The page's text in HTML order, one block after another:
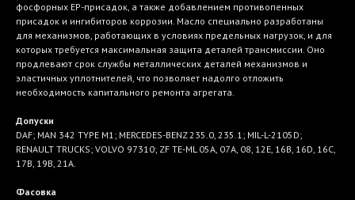
фосфорных EP-присадок, а также добавлением противопенных
присадок и ингибиторов коррозии. Масло специально разработаны
для механизмов, работающих в условиях предельных нагрузок, и для
которых требуется максимальная защита деталей трансмиссии. Оно
продлевают срок службы металлических деталей механизмов и
эластичных уплотнителей, что позволяет надолго отложить
необходимость капитального ремонта агрегата.
Допуски
DAF; MAN 342 TYPE M1; MERCEDES-BENZ 235.0, 235.1; MIL-L-2105D;
RENAULT TRUCKS; VOLVO 97310; ZF TE-ML 05А, 07А, 08, 12Е, 16В, 16D, 16С,
17B, 19B, 21A.
Фасовка